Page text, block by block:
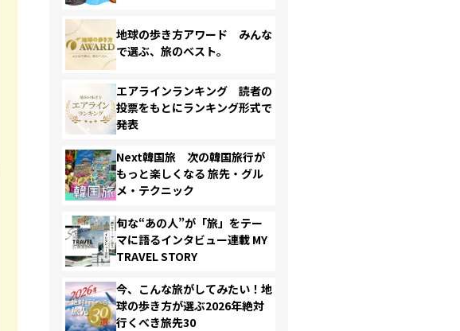
地球の歩き方アワード みんな
で選ぶ、旅のベスト。
エアラインランキング 読者の
投票をもとにランキング形式で
発表
Next韓国旅 次の韓国旅行が
もっと楽しくなる 旅先・グル
メ・テクニック
旬な“あの人”が「旅」をテー
マに語るインタビュー連載 MY
TRAVEL STORY
今、こんな旅がしてみたい！地
球の歩き方が選ぶ2026年絶対
行くべき旅先30